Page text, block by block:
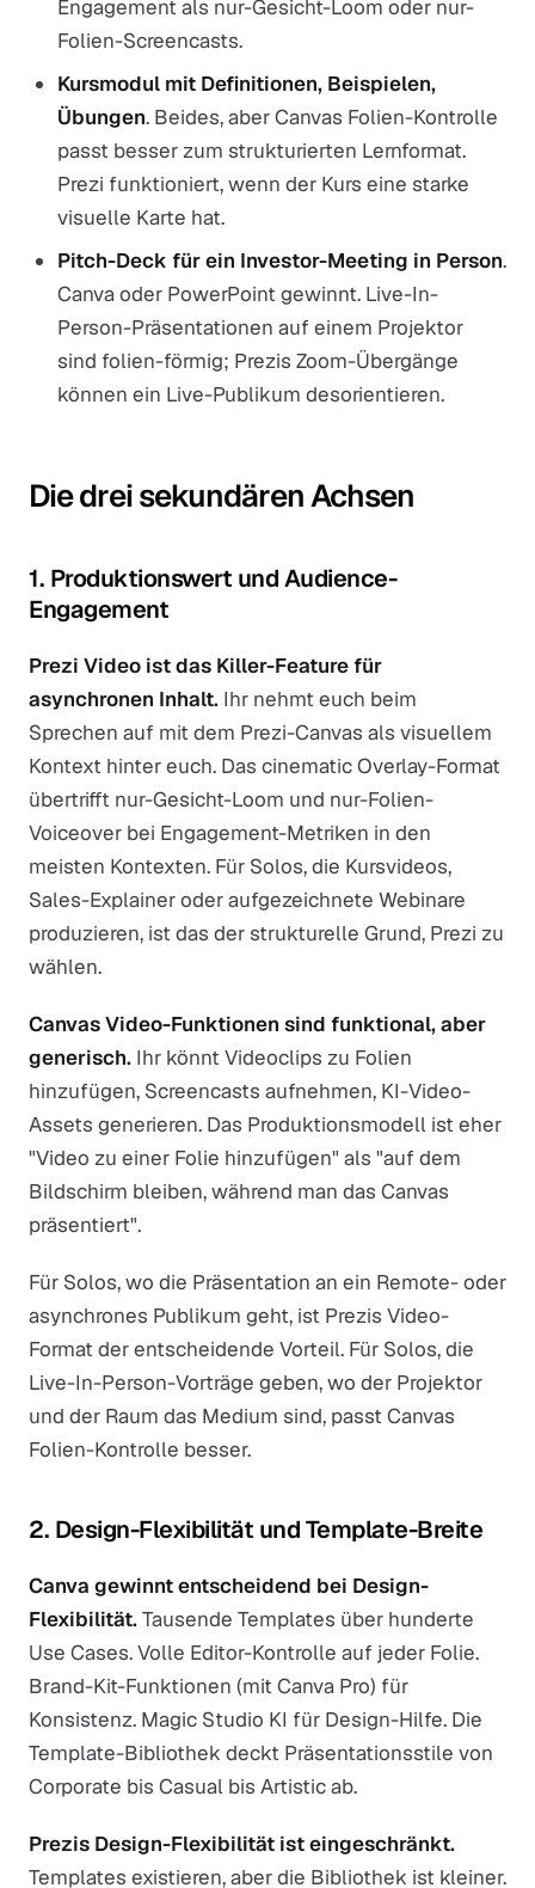
Engagement als nur-Gesicht-Loom oder nur-
Folien-Screencasts.
Kursmodul mit Definitionen, Beispielen,
Übungen. Beides, aber Canvas Folien-Kontrolle
passt besser zum strukturierten Lernformat.
Prezi funktioniert, wenn der Kurs eine starke
visuelle Karte hat.
Pitch-Deck für ein Investor-Meeting in Person.
Canva oder PowerPoint gewinnt. Live-In-
Person-Präsentationen auf einem Projektor
sind folien-förmig; Prezis Zoom-Übergänge
können ein Live-Publikum desorientieren.
Die drei sekundären Achsen
1. Produktionswert und Audience-
Engagement
Prezi Video ist das Killer-Feature für
asynchronen Inhalt. Ihr nehmt euch beim
Sprechen auf mit dem Prezi-Canvas als visuellem
Kontext hinter euch. Das cinematic Overlay-Format
übertrifft nur-Gesicht-Loom und nur-Folien-
Voiceover bei Engagement-Metriken in den
meisten Kontexten. Für Solos, die Kursvideos,
Sales-Explainer oder aufgezeichnete Webinare
produzieren, ist das der strukturelle Grund, Prezi zu
wählen.
Canvas Video-Funktionen sind funktional, aber
generisch. Ihr könnt Videoclips zu Folien
hinzufügen, Screencasts aufnehmen, KI-Video-
Assets generieren. Das Produktionsmodell ist eher
"Video zu einer Folie hinzufügen" als "auf dem
Bildschirm bleiben, während man das Canvas
präsentiert".
Für Solos, wo die Präsentation an ein Remote- oder
asynchrones Publikum geht, ist Prezis Video-
Format der entscheidende Vorteil. Für Solos, die
Live-In-Person-Vorträge geben, wo der Projektor
und der Raum das Medium sind, passt Canvas
Folien-Kontrolle besser.
2. Design-Flexibilität und Template-Breite
Canva gewinnt entscheidend bei Design-
Flexibilität.Tausende Templates über hunderte
Use Cases. Volle Editor-Kontrolle auf jeder Folie.
Brand-Kit-Funktionen (mit Canva Pro) für
Konsistenz. Magic Studio KI für Design-Hilfe. Die
Template-Bibliothek deckt Präsentationsstile von
Corporate bis Casual bis Artistic ab.
Prezis Design-Flexibilität ist eingeschränkt.
Templates existieren, aber die Bibliothek ist kleiner.